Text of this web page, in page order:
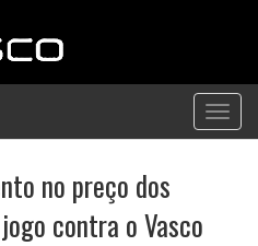
no preço dos
contra o Vasco